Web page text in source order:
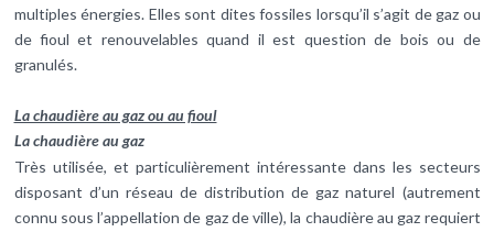
multiples énergies. Elles sont dites fossiles lorsqu’il s’agit de gaz ou
de fioul et renouvelables quand il est question de bois ou de
granulés.
La chaudière au gaz ou au fioul
La chaudière au gaz
Très utilisée, et particulièrement intéressante dans les secteurs
disposant d’un réseau de distribution de gaz naturel (autrement
connu sous l’appellation de gaz de ville), la chaudière au gaz requiert